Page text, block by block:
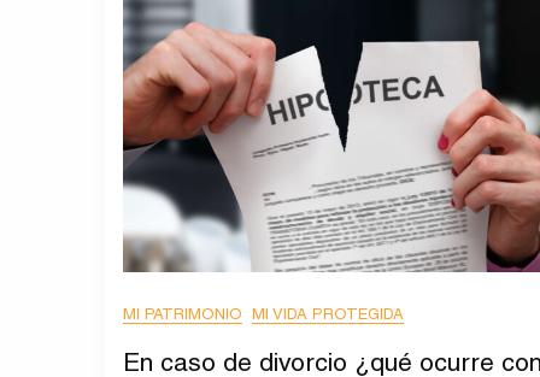
MI PATRIMONIO MI VIDA PROTEGIDA
En caso de divorcio ¿qué ocurre